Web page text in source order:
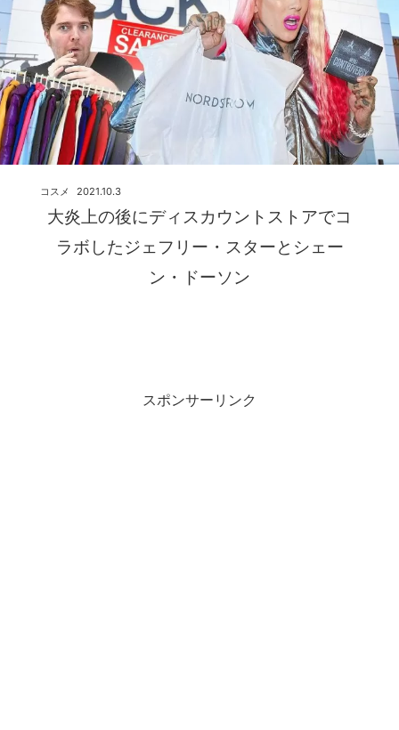
大炎上の後にディスカウントストアでコ
ラボしたジェフリー・スターとシェー
ン・ドーソン
2021.10.3
コスメ
スポンサーリンク